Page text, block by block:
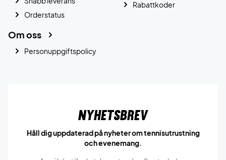
Orderstatus
Rabattkoder
Om oss
Personuppgiftspolicy
Nyhetsbrev
Håll dig uppdaterad på nyheter om tennisutrustning
och evenemang.